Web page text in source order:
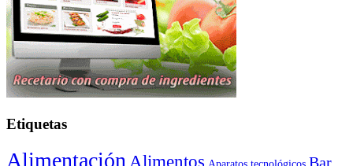
Etiquetas
Alimentación Alimentos Bar